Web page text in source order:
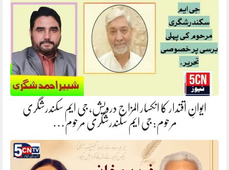
ایوانِ اقتدار کا انکسار المزاج درویش، جی ایم سکندرشگری
مرحوم: جی ایم سکندرشگری مرحوم…